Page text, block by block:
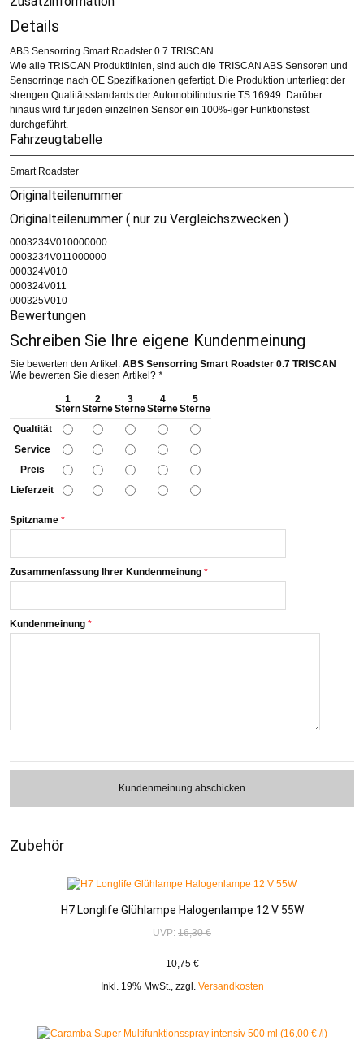
Details
ABS Sensorring Smart Roadster 0.7 TRISCAN.
Wie alle TRISCAN Produktlinien, sind auch die TRISCAN ABS Sensoren und
Sensorringe nach OE Spezifikationen gefertigt. Die Produktion unterliegt der
strengen Qualitätsstandards der Automobilindustrie TS 16949. Darüber
hinaus wird für jeden einzelnen Sensor ein 100%-iger Funktionstest
durchgeführt.
Fahrzeugtabelle
Smart Roadster
Originalteilenummer
Originalteilenummer ( nur zu Vergleichszwecken )
0003234V010000000
0003234V011000000
000324V010
000324V011
000325V010
Bewertungen
Schreiben Sie Ihre eigene Kundenmeinung
Sie bewerten den Artikel: ABS Sensorring Smart Roadster 0.7 TRISCAN
Wie bewerten Sie diesen Artikel? *
1
Stern
2
Sterne
3
Sterne
4
Sterne
5
Sterne
Qualtität
Service
Preis
Lieferzeit
Spitzname
Zusammenfassung Ihrer Kundenmeinung
Kundenmeinung
Kundenmeinung abschicken
Zubehör
H7 Longlife Glühlampe Halogenlampe 12 V 55W
UVP: 16,30 €
10,75 €
Inkl. 19% MwSt., zzgl. Versandkosten